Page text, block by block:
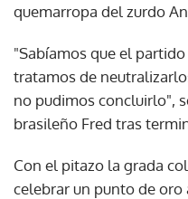
quemarropa del zurdo
"Sabíamos que el
tratamos de
no pudimos concluirlo",
brasileño Fred tras
Con el pitazo la grada
celebrar un punto de oro